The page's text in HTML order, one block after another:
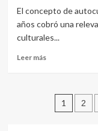
beneficios,
sus
acciones
nuevo
El concepto de
años cobró una
culturales...
Leer másLeer
autocuidado:
conductas
1 2